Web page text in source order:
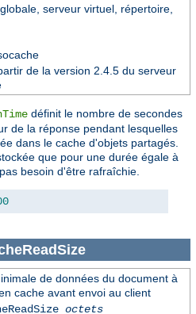
serveur virtuel, répertoire,
de la version 2.4.5 du serveur
définit le nombre de secondes
de la réponse pendant lesquelles
dans le cache d'objets partagés.
que pour une durée égale à
besoin d'être rafraîchie.
de données du document à
cache avant envoi au client
octets